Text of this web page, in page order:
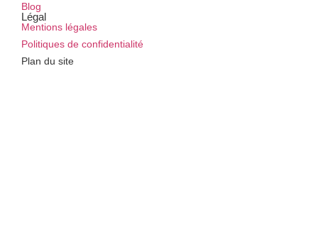
Blog
Légal
Mentions légales
Politiques de confidentialité
Plan du site